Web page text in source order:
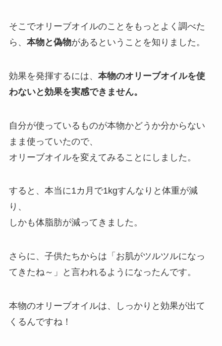
そこでオリーブオイルのことをもっとよく調べた
ら、 本物と偽物があるということを知りました。
効果を発揮するには、 本物のオリーブオイルを使
わないと効果を実感できません。
自分が使っているものが本物かどうか分からない
まま使っていたので、
オリーブオイルを変えてみることにしました。
すると、本当に1カ月で1kgすんなりと体重が減
り、
しかも体脂肪が減ってきました。
さらに、子供たちからは「お肌がツルツルになっ
てきたね～」と言われるようになったんです。
本物のオリーブオイルは、しっかりと効果が出て
くるんですね！